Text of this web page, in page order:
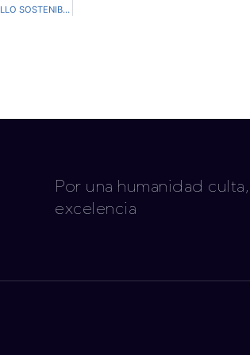
PARTICIPARÁ SDS EN LA CÁTEDRA UNESCO “CAMBIO CLIMÁTICO Y DESARROLLO SOSTENIBLE EN AMÉRICA LATINA”
Por una humanidad
excelencia